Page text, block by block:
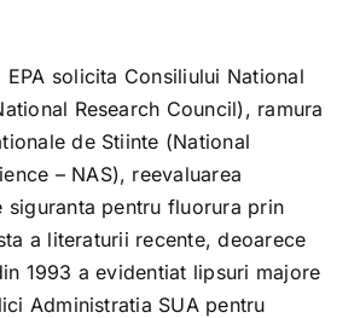
solicita Consiliului National
Research Council), ramura
de Stiinte (National
– NAS), reevaluarea
siguranta pentru fluorura prin
a literaturii recente, deoarece
1993 a evidentiat lipsuri majore
Administratia SUA pentru